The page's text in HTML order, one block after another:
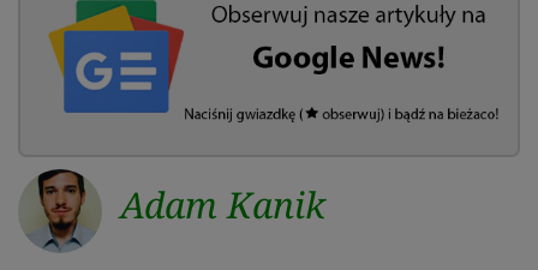
Adam Kanik